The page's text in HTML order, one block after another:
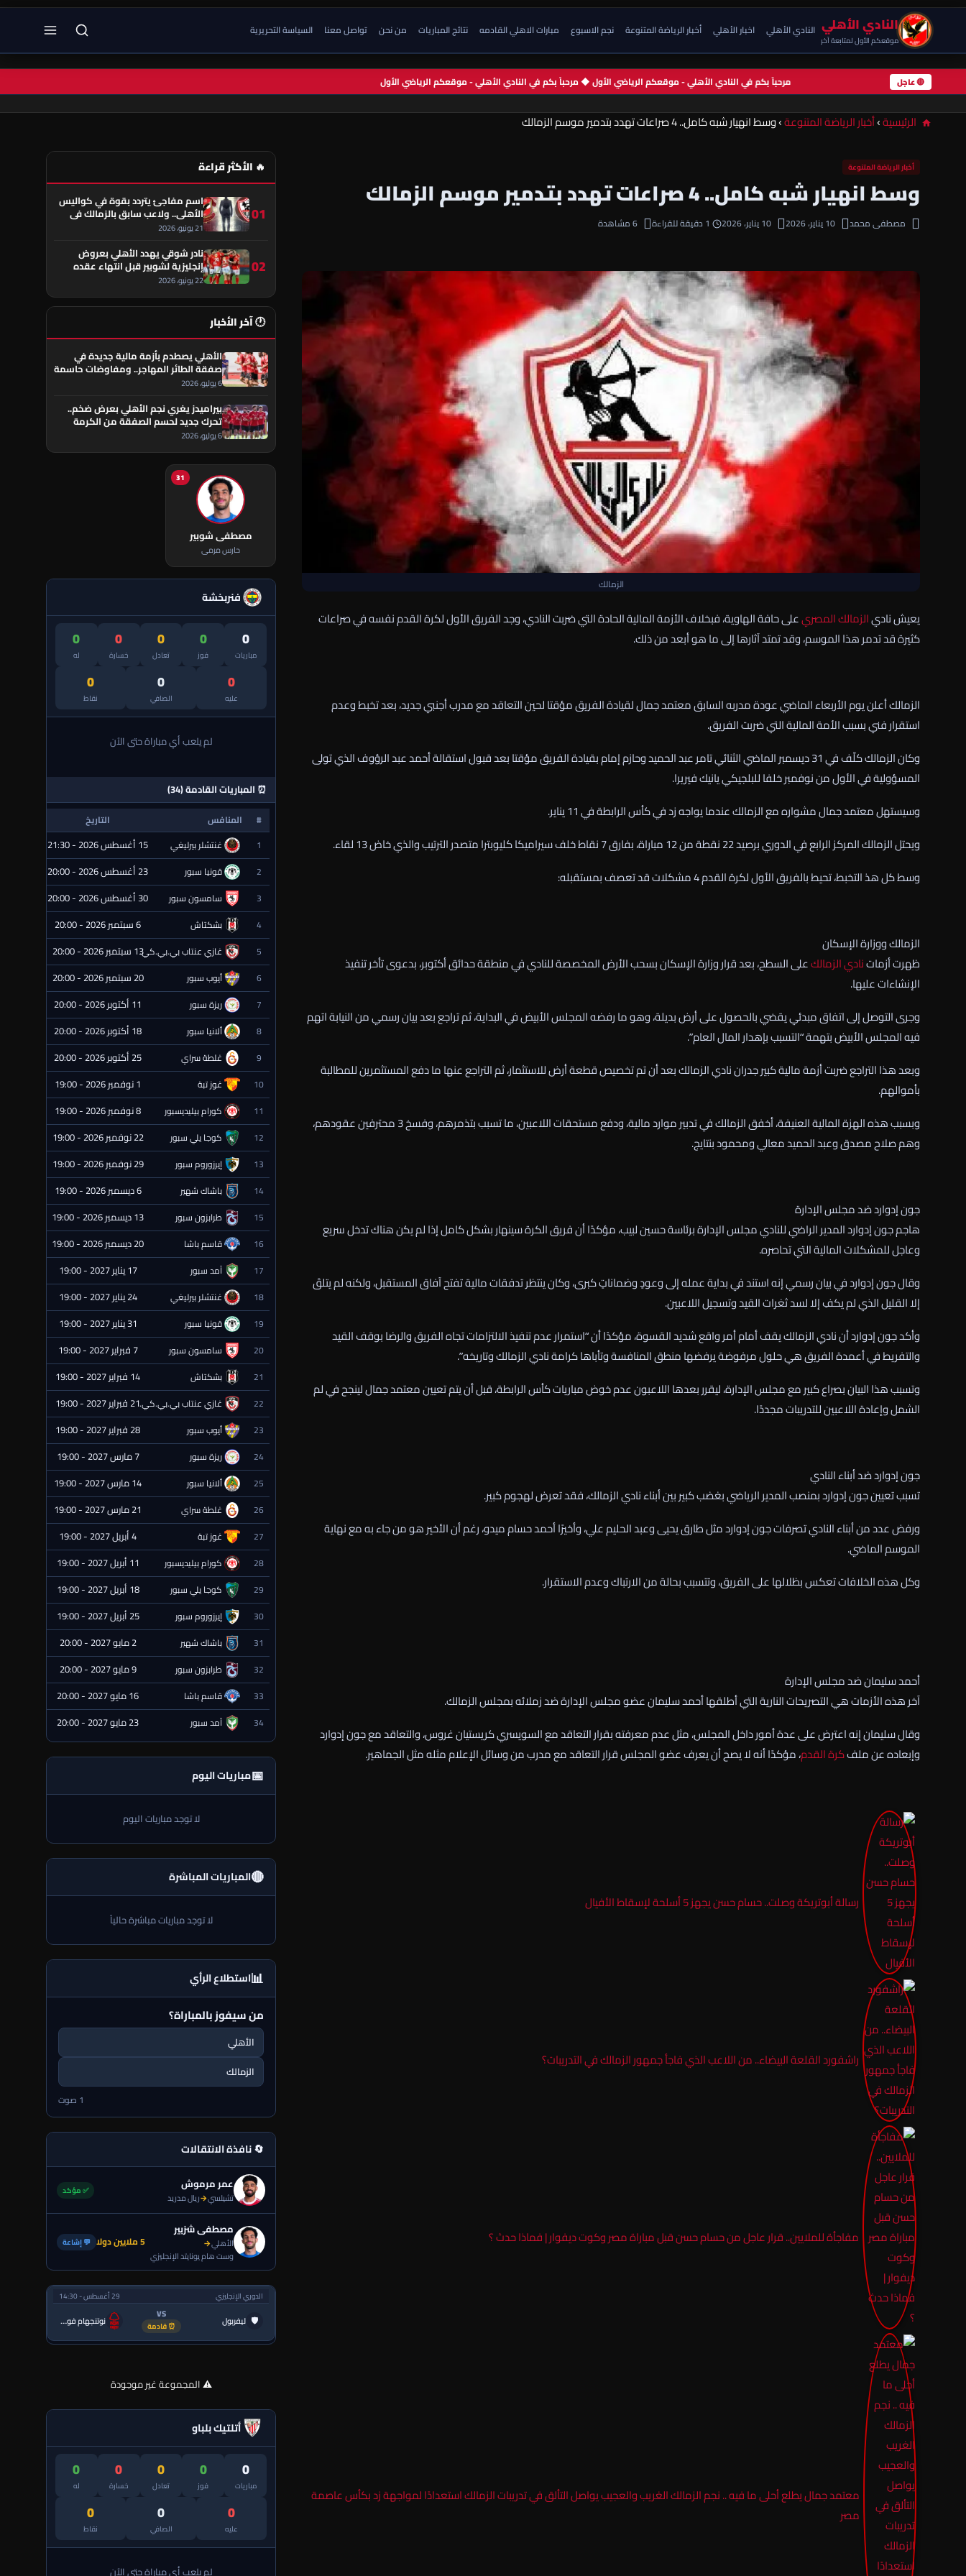
النادي الأهلي
موقعكم الأول لمتابعة آخر
النادي الأهلي اخبار الأهلي أخبار الرياضة المتنوعة نجم الاسبوع مبارات الاهلي القادمه نتائج المباريات من نحن تواصل معنا السياسة التحريرية
🔴 عاجل مرحباً بكم في النادي الأهلي - موقعكم الرياضي الأول ◆ مرحباً بكم في النادي الأهلي - موقعكم الرياضي الأول
الرئيسية›أخبار الرياضة المتنوعة›وسط انهيار شبه كامل.. 4 صراعات تهدد بتدمير موسم الزمالك
أخبار الرياضة المتنوعة
وسط انهيار شبه كامل.. 4 صراعات تهدد بتدمير موسم الزمالك
مصطفى محمد 10 يناير، 2026 10 يناير، 2026 1 دقيقة للقراءة 6 مشاهدة
الزمالك
يعيش ناديالزمالكالمصريعلى حافة الهاوية، فبخلاف الأزمة المالية الحادة التي ضربت النادي، وجد الفريق الأول لكرة القدم نفسه في صراعات
كثيرة قد تدمر هذا الموسم، وقد تمتد آثارها إلى ما هو أبعد من ذلك.
الزمالك أعلن يوم الأربعاء الماضي عودة مدربه السابق معتمد جمال لقيادة الفريق مؤقتا لحين التعاقد مع مدرب أجنبي جديد، بعد تخبط وعدم
استقرار فني بسبب الأمة المالية التي ضربت الفريق.
وكان الزمالك كلّف في 31 ديسمبر الماضي الثنائي تامر عبد الحميد وحازم إمام بقيادة الفريق مؤقتا بعد قبول استقالة أحمد عبد الرؤوف الذي تولى
المسؤولية في الأول من نوفمبر خلفا للبلجيكي يانيك فيريرا.
وسيستهل معتمد جمال مشواره مع الزمالك عندما يواجه زد في كأس الرابطة في 11 يناير.
ويحتل الزمالك المركز الرابع في الدوري برصيد 22 نقطة من 12 مباراة، بفارق 7 نقاط خلف سيراميكا كليوبترا متصدر الترتيب والذي خاض 13 لقاء.
وسط كل هذ التخبط، تحيط بالفريق الأول لكرة القدم 4 مشكلات قد تعصف بمستقبله:
الزمالك ووزارة الإسكان
ظهرت أزماتنادي الزمالكعلى السطح، بعد قرار وزارة الإسكان بسحب الأرض المخصصة للنادي في منطقة حدائق أكتوبر، بدعوى تأخر تنفيذ
الإنشاءات عليها.
وجرى التوصل إلى اتفاق مبدئي يقضي بالحصول على أرض بديلة، وهو ما رفضه المجلس الأبيض في البداية، ثم تراجع بعد بيان رسمي من النيابة اتهم
فيه المجلس الأبيض بتهمة “التسبب بإهدار المال العام”.
وبعد هذا التراجع ضربت أزمة مالية كبير جدران نادي الزمالك بعد أن تم تخصيص قطعة أرض للاستثمار، ثم التراجع عنها ما دفع المستثمرين للمطالبة
بأموالهم.
وبسبب هذه الهزة المالية العنيفة، أخفق الزمالك في تدبير موارد مالية، ودفع مستحقات اللاعبين، ما تسبب بتذمرهم، وفسخ 3 محترفين عقودهم،
وهم صلاح مصدق وعبد الحميد معالي ومحمود بنتايج.
جون إدوارد ضد مجلس الإدارة
هاجم جون إدوارد المدير الراضي للنادي مجلس الإدارة برئاسة حسين لبيب، مؤكدًا أن فريق الكرة سينهار بشكل كامل إذا لم يكن هناك تدخل سريع
وعاجل للمشكلات المالية التي تحاصره.
وقال جون إدوارد في بيان رسمي إنه استند في بداية عمله إلى وعودٍ وضماناتٍ كبرى، وكان ينتظر تدفقات مالية تفتح آفاق المستقبل، ولكنه لم يتلقَ
إلا القليل الذي لم يكفِ إلا لسد ثغرات القيد وتسجيل اللاعبين.
وأكد جون إدوارد أن نادي الزمالك يقف أمام أمر واقع شديد القسوة، مؤكدًا أن “استمرار عدم تنفيذ الالتزامات تجاه الفريق والرضا بوقف القيد
والتفريط في أعمدة الفريق هي حلول مرفوضة يرفضها منطق المنافسة وتأباها كرامة نادي الزمالك وتاريخه”.
وتسبب هذا البيان بصراع كبير مع مجلس الإدارة، ليقرر بعدها اللاعبون عدم خوض مباريات كأس الرابطة، قبل أن يتم تعيين معتمد جمال لينجح في لم
الشمل وإعادة اللاعبين للتدريبات مجددًا.
جون إدوارد ضد أبناء النادي
تسبب تعيين جون إدوارد بمنصب المدير الرياضي بغضب كبير بين أبناء نادي الزمالك، فقد تعرض لهجوم كبير.
ورفض عدد من أبناء النادي تصرفات جون إدوارد مثل طارق يحيى وعبد الحليم علي، وأخيرًا أحمد حسام ميدو، رغم أن الأخير هو من جاء به مع نهاية
الموسم الماضي.
وكل هذه الخلافات تعكس بظلالها على الفريق، وتتسبب بحالة من الارتباك وعدم الاستقرار.
أحمد سليمان ضد مجلس الإدارة
آخر هذه الأزمات هي التصريحات النارية التي أطلقها أحمد سليمان عضو مجلس الإدارة ضد زملائه بمجلس الزمالك.
وقال سليمان إنه اعترض على عدة أمور داخل المجلس، مثل عدم معرفته بقرار التعاقد مع السويسري كريستيان غروس، والتعاقد مع جون إدوارد
وإبعاده عن ملفكرة القدم، مؤكدًا أنه لا يصح أن يعرف عضو المجلس قرار التعاقد مع مدرب من وسائل الإعلام مثله مثل الجماهير.
رسالة أبوتريكة وصلت.. حسام حسن يجهز 5 أسلحة لإسقاط الأفيال
راشفورد القلعة البيضاء.. من اللاعب الذي فاجأ جمهور الزمالك في التدريبات؟
مفاجأة للملايين.. قرار عاجل من حسام حسن قبل مباراة مصر وكوت ديفوار | فماذا حدث ؟
معتمد جمال يطلع أحلى ما فيه .. نجم الزمالك الغريب والعجيب يواصل التألق في تدريبات الزمالك استعدادًا لمواجهة زد بكأس عاصمة
مصر
🔥 الأكثر قراءة
01
اسم مفاجئ يتردد بقوة في كواليس
الأهلي.. ولاعب سابق بالزمالك في
قلب الحكاية!
21 يونيو، 2026
02
نادر شوقي يهدد الأهلي بعروض
إنجليزية لشوبير قبل انتهاء عقده
22 يونيو، 2026
🕐 آخر الأخبار
الأهلي يصطدم بأزمة مالية جديدة في
صفقة الطائر المهاجر.. ومفاوضات حاسمة
تقترب من الحسم
6 يوليو، 2026
بيراميدز يغري نجم الأهلي بعرض ضخم..
تحرك جديد لحسم الصفقة من الكرمة
العراقي
6 يوليو، 2026
31
مصطفى شوبير
حارس مرمى
فنربخشة
0
مباريات
0
فوز
0
تعادل
0
خسارة
0
له
0
عليه
0
الصافي
0
نقاط
لم يلعب أي مباراة حتى الآن
⏰ المباريات القادمة (34)
# المنافس التاريخ
1
غنتشلر بيرليغي 15 أغسطس 2026 - 21:30
2 قونيا سبور 23 أغسطس 2026 - 20:00
3 سامسون سبور 30 أغسطس 2026 - 20:00
4 بشكتاش 6 سبتمبر 2026 - 20:00
5 غازي عنتاب بي.بي.كي.13 سبتمبر 2026 - 20:00
6 أيوب سبور 20 سبتمبر 2026 - 20:00
7 ريزة سبور 11 أكتوبر 2026 - 20:00
8 ألانيا سبور 18 أكتوبر 2026 - 20:00
9 غلطة سراي 25 أكتوبر 2026 - 20:00
10 غوز تبة 1 نوفمبر 2026 - 19:00
11 كورام بيليديسبور 8 نوفمبر 2026 - 19:00
12 كوجا يلي سبور 22 نوفمبر 2026 - 19:00
13 إيرزوروم سبور 29 نوفمبر 2026 - 19:00
14 باشاك شهير 6 ديسمبر 2026 - 19:00
15 طرابزون سبور 13 ديسمبر 2026 - 19:00
16 قاسم باشا 20 ديسمبر 2026 - 19:00
17 آمد سبور 17 يناير 2027 - 19:00
18 غنتشلر بيرليغي 24 يناير 2027 - 19:00
19 قونيا سبور 31 يناير 2027 - 19:00
20 سامسون سبور 7 فبراير 2027 - 19:00
21 بشكتاش 14 فبراير 2027 - 19:00
22 غازي عنتاب بي.بي.كي.21 فبراير 2027 - 19:00
23 أيوب سبور 28 فبراير 2027 - 19:00
24 ريزة سبور 7 مارس 2027 - 19:00
25 ألانيا سبور 14 مارس 2027 - 19:00
26 غلطة سراي 21 مارس 2027 - 19:00
27 غوز تبة 4 أبريل 2027 - 19:00
28 كورام بيليديسبور 11 أبريل 2027 - 19:00
29 كوجا يلي سبور 18 أبريل 2027 - 19:00
30 إيرزوروم سبور 25 أبريل 2027 - 19:00
31 باشاك شهير 2 مايو 2027 - 20:00
32 طرابزون سبور 9 مايو 2027 - 20:00
33 قاسم باشا 16 مايو 2027 - 20:00
34 آمد سبور 23 مايو 2027 - 20:00
📅مباريات اليوم
لا توجد مباريات اليوم
🔴المباريات المباشرة
لا توجد مباريات مباشرة حالياً
📊استطلاع الرأي
من سيفوز بالمباراة؟
الأهلي
الزمالك
1 صوت
🔄 نافذة الانتقالات
عمر مرموش
تشيلسي→ريال مدريد
✅ مؤكد
مصطفى شزبير
الأهلي→
وست هام يونايتد الإنجليزي
5 ملايين دولا 💬 إشاعة
الدوري الإنجليزي 29 أغسطس - 14:30
🛡 ليفربول VS
⏰ قادمة نوتنجهام فورست
⚠️ المجموعة غير موجودة
أتلتيك بلباو
0
مباريات
0
فوز
0
تعادل
0
خسارة
0
له
0
عليه
0
الصافي
0
نقاط
لم يلعب أي مباراة حتى الآن